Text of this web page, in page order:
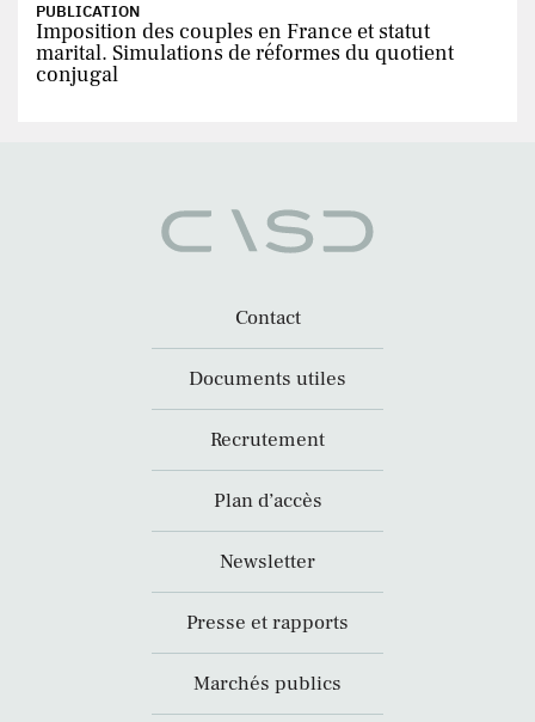
PUBLICATION
Imposition des couples en France et statut
marital. Simulations de réformes du quotient
conjugal
Contact
Documents utiles
Recrutement
Plan d’accès
Newsletter
Presse et rapports
Marchés publics